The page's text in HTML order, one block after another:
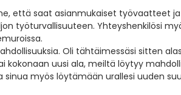
että saat asianmukaiset työvaatteet
työturvallisuuteen. Yhteyshenkilösi
Oli tähtäimessäsi sitten
kokonaan uusi ala, meiltä löytyy
myös löytämään urallesi uuden